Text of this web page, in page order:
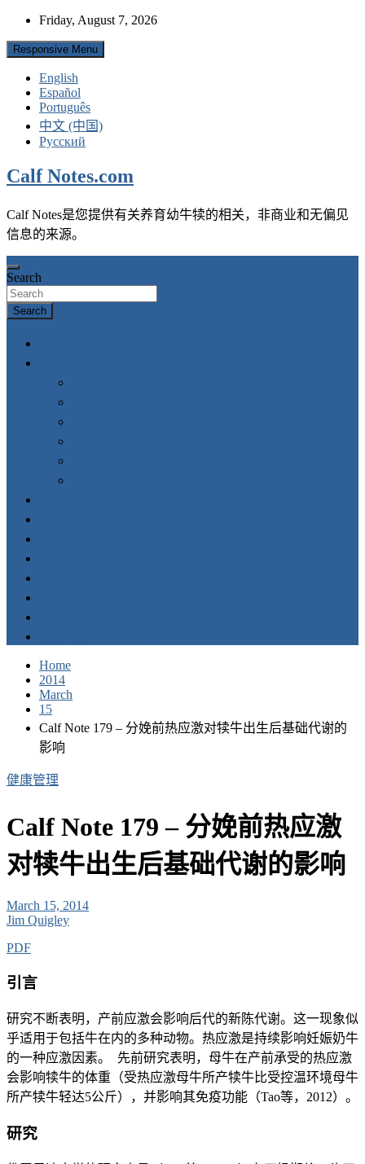
Skip
content
Friday, August 7, 2026
Responsive Menu
English
Español
Português
中文 (中国)
Русский
Calf Notes.com
Calf Notes是您提供有关养育幼牛犊的相关，非商业和无偏见
信息的来源。
Search
Search
Home
2014
March
15
Calf Note 179 – 分娩前热应激对犊牛出生后基础代谢的
影响
健康管理
Calf Note 179 – 分娩前热应激
对犊牛出生后基础代谢的影响
March 15, 2014
Jim Quigley
PDF
引言
研究不断表明，产前应激会影响后代的新陈代谢。这一现象似
乎适用于包括牛在内的多种动物。热应激是持续影响妊娠奶牛
的一种应激因素。 先前研究表明，母牛在产前承受的热应激
会影响犊牛的体重（受热应激母牛所产犊牛比受控温环境母牛
所产犊牛轻达5公斤），并影响其免疫功能（Tao等，2012）。
研究